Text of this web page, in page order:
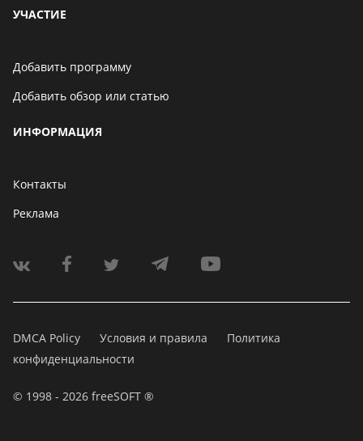
УЧАСТИЕ
Добавить программу
Добавить обзор или статью
ИНФОРМАЦИЯ
Контакты
Реклама
DMCA Policy Условия и правила
Политика
конфиденциальности
© 1998 - 2026 freeSOFT ®